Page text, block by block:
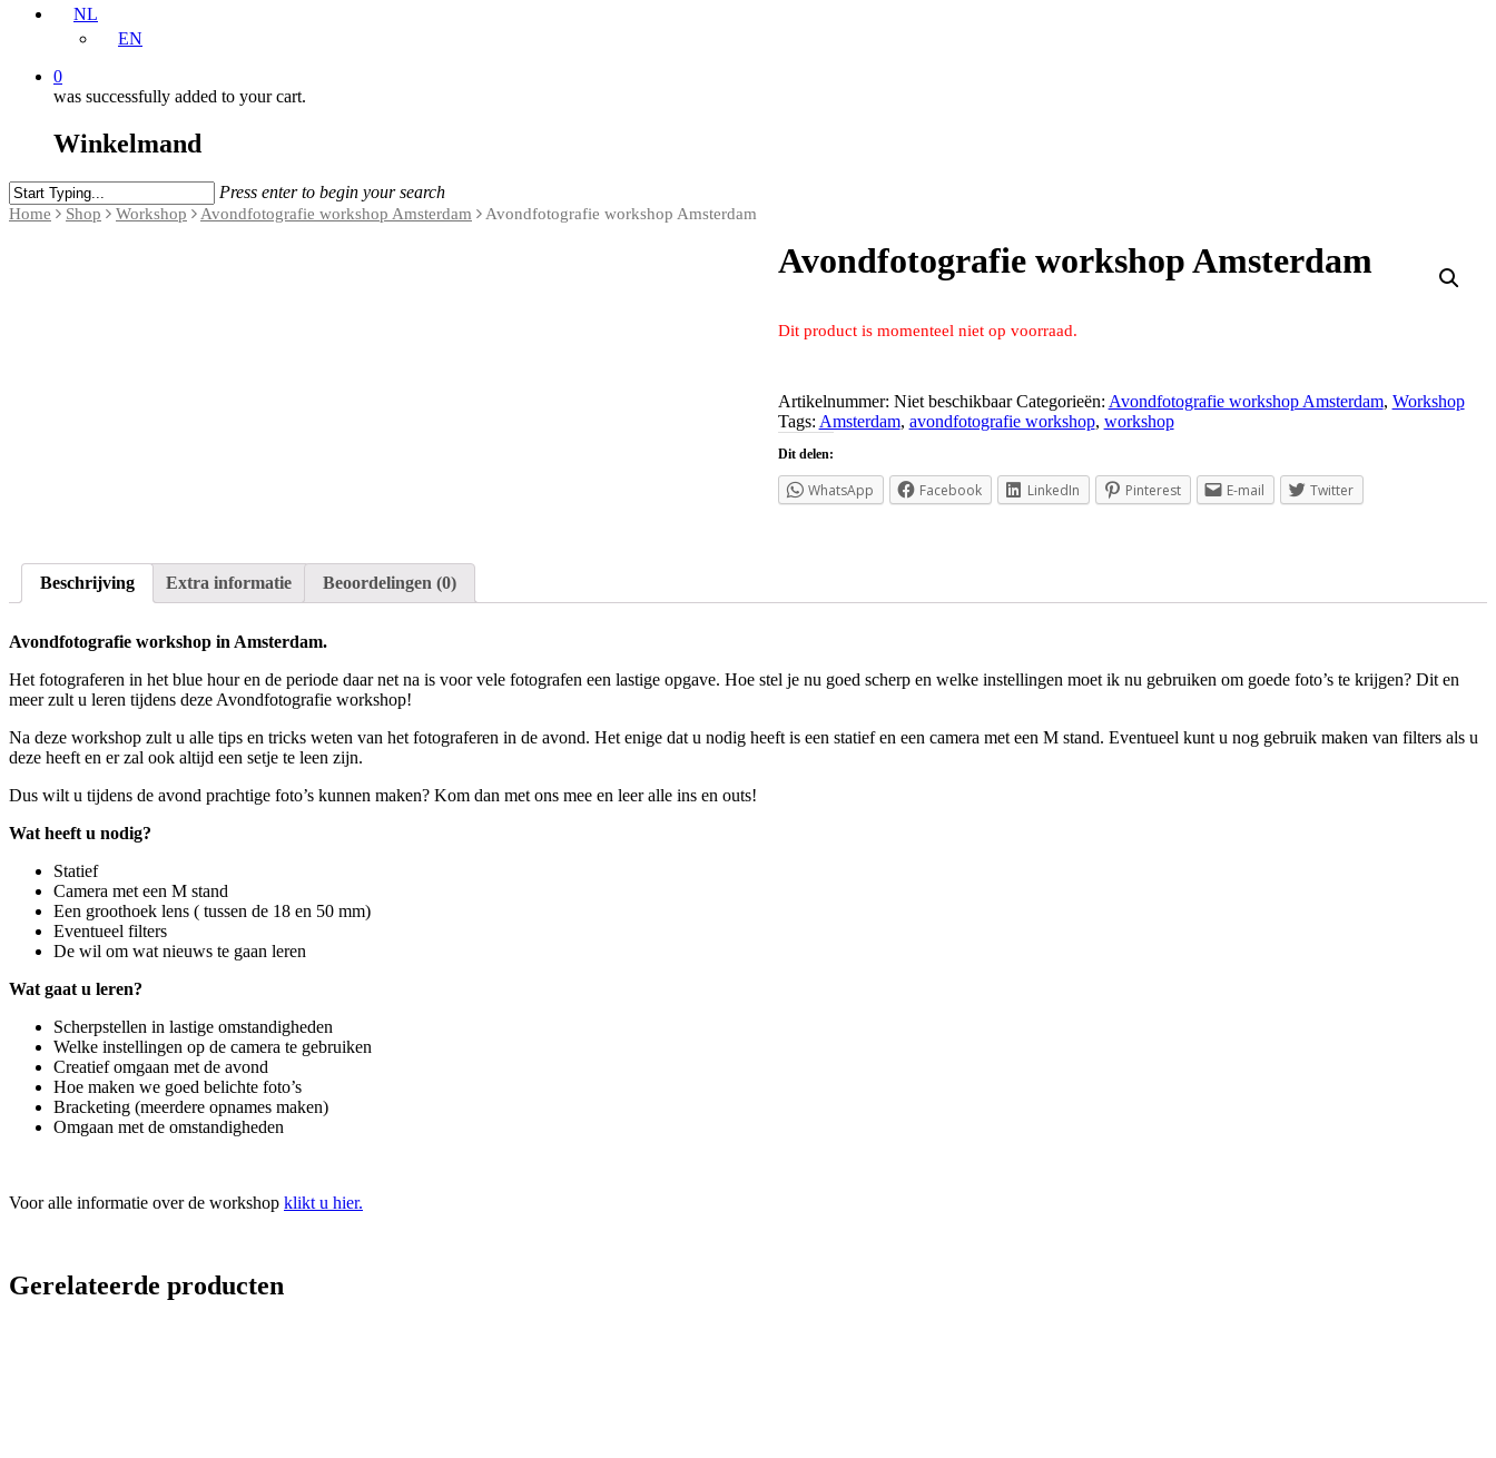
NL
EN
0
was successfully added to your cart.
Winkelmand
Press enter to begin your search
Home Shop Workshop Avondfotografie workshop Amsterdam Avondfotografie workshop Amsterdam
Avondfotografie workshop Amsterdam
Dit product is momenteel niet op voorraad.
Artikelnummer: Niet beschikbaar Categorieën: Avondfotografie workshop Amsterdam, Workshop
Tags: Amsterdam, avondfotografie workshop, workshop
Dit delen:
WhatsApp Facebook LinkedIn Pinterest E-mail Twitter
Beschrijving Extra informatie Beoordelingen (0)
Avondfotografie workshop in Amsterdam.
Het fotograferen in het blue hour en de periode daar net na is voor vele fotografen een lastige opgave. Hoe stel je nu goed scherp en welke instellingen moet ik nu gebruiken om goede foto’s te krijgen? Dit en
meer zult u leren tijdens deze Avondfotografie workshop!
Na deze workshop zult u alle tips en tricks weten van het fotograferen in de avond. Het enige dat u nodig heeft is een statief en een camera met een M stand. Eventueel kunt u nog gebruik maken van filters als u
deze heeft en er zal ook altijd een setje te leen zijn.
Dus wilt u tijdens de avond prachtige foto’s kunnen maken? Kom dan met ons mee en leer alle ins en outs!
Wat heeft u nodig?
Statief
Camera met een M stand
Een groothoek lens ( tussen de 18 en 50 mm)
Eventueel filters
De wil om wat nieuws te gaan leren
Wat gaat u leren?
Scherpstellen in lastige omstandigheden
Welke instellingen op de camera te gebruiken
Creatief omgaan met de avond
Hoe maken we goed belichte foto’s
Bracketing (meerdere opnames maken)
Omgaan met de omstandigheden
Voor alle informatie over de workshop klikt u hier.
Gerelateerde producten